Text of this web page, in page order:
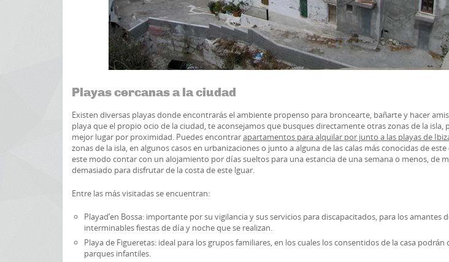
Playas cercanas a la ciudad
Existen diversas playas donde encontrarás el ambiente propenso para broncearte, bañarte y hacer
playa que el propio ocio de la ciudad, te aconsejamos que busques directamente otras zonas de la isla,
mejor lugar por proximidad. Puedes encontrarapartamentos para alquilar por junto a las playas de
zonas de la isla, en algunos casos en urbanizaciones o junto a alguna de las calas más conocidas de
este modo contar con un alojamiento por días sueltos para una estancia de una semana o menos, de
demasiado para disfrutar de la costa de este lguar.
Entre las más visitadas se encuentran:
Playad’en Bossa: importante por su vigilancia y sus servicios para discapacitados, para los amantes
interminables fiestas de día y noche que se realizan.
Playa de Figueretas: ideal para los grupos familiares, en los cuales los consentidos de la casa
parques infantiles.